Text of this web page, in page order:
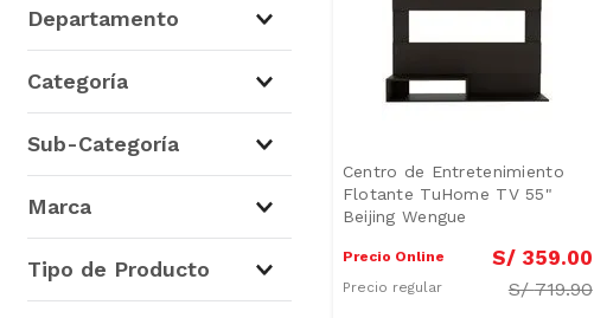
Departamento
Categoría
Sub-Categoría
(38)
Marca
Tipo de Producto
Centro de Entretenimiento
Flotante TuHome TV 55"
Beijing Wengue
Precio Online S/ 359.00
Precio regular S/719.90